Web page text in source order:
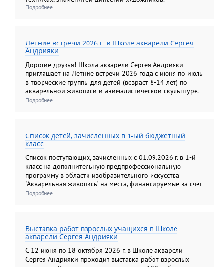
Подробнее
Летние встречи 2026 г. в Школе акварели Сергея
Андрияки
Дорогие друзья! Школа акварели Сергея Андрияки
приглашает на Летние встречи 2026 года с июня по июль
в творческие группы для детей (возраст 8-14 лет) по
акварельной живописи и анималистической скульптуре.
Подробнее
Список детей, зачисленных в 1-ый бюджетный
класс
Список поступающих, зачисленных с 01.09.2026 г. в 1-й
класс на дополнительную предпрофессиональную
программу в области изобразительного искусства
"Акварельная живопись" на места, финансируемые за счет
средств федерального бюджета.
Подробнее
Выставка работ взрослых учащихся в Школе
акварели Сергея Андрияки
С 12 июня по 18 октября 2026 г. в Школе акварели
Сергея Андрияки проходит выставка работ взрослых